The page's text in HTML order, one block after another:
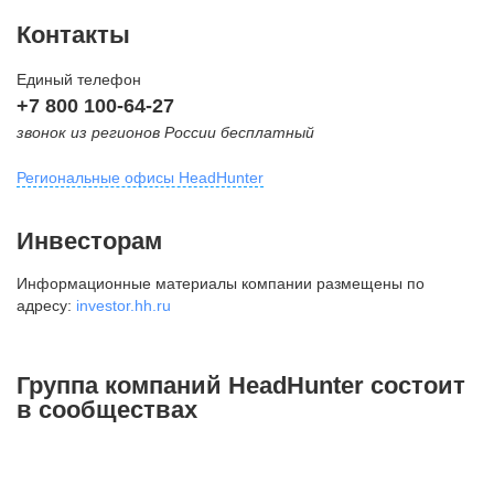
Контакты
Единый телефон
+7 800 100-64-27
звонок из регионов России бесплатный
Региональные офисы HeadHunter
внутригородская территория
Муниципальный округ Тверской,
2-я Брестская ул., д. 48,
+7 495 980-64-27
Инвесторам
Информационные материалы компании размещены по
адресу: investor.hh.ru
Группа компаний HeadHunter состоит
в сообществах